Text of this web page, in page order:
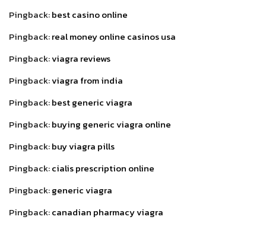
Pingback:best casino online
Pingback:real money online casinos usa
Pingback:viagra reviews
Pingback:viagra from india
Pingback:best generic viagra
Pingback:buying generic viagra online
Pingback:buy viagra pills
Pingback:cialis prescription online
Pingback:generic viagra
Pingback:canadian pharmacy viagra